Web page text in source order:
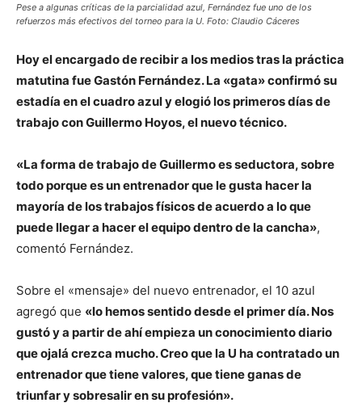
Pese a algunas críticas de la parcialidad azul, Fernández fue uno de los
refuerzos más efectivos del torneo para la U. Foto: Claudio Cáceres
Hoy el encargado de recibir a los medios tras la práctica
matutina fue Gastón Fernández. La «gata» confirmó su
estadía en el cuadro azul y elogió los primeros días de
trabajo con Guillermo Hoyos, el nuevo técnico.
«La forma de trabajo de Guillermo es seductora, sobre
todo porque es un entrenador que le gusta hacer la
mayoría de los trabajos físicos de acuerdo a lo que
puede llegar a hacer el equipo dentro de la cancha»,
comentó Fernández.
Sobre el «mensaje» del nuevo entrenador, el 10 azul
agregó que «lo hemos sentido desde el primer día. Nos
gustó y a partir de ahí empieza un conocimiento diario
que ojalá crezca mucho. Creo que la U ha contratado un
entrenador que tiene valores, que tiene ganas de
triunfar y sobresalir en su profesión».